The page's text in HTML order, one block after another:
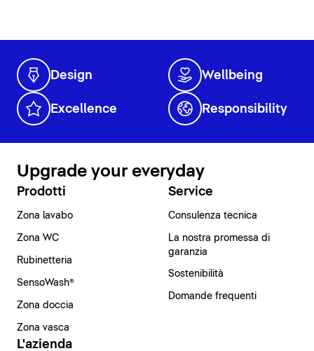
Design Wellbeing
Excellence Responsibility
Upgrade your everyday
Prodotti
Zona lavabo
Zona WC
Rubinetteria
SensoWash®
Zona doccia
Zona vasca
Service
Consulenza tecnica
La nostra promessa di
garanzia
Sostenibilità
Domande frequenti
L'azienda